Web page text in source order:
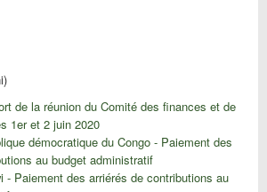
de la réunion du Comité des finances et de
1er et 2 juin 2020
démocratique du Congo - Paiement des
au budget administratif
- Paiement des arriérés de contributions au